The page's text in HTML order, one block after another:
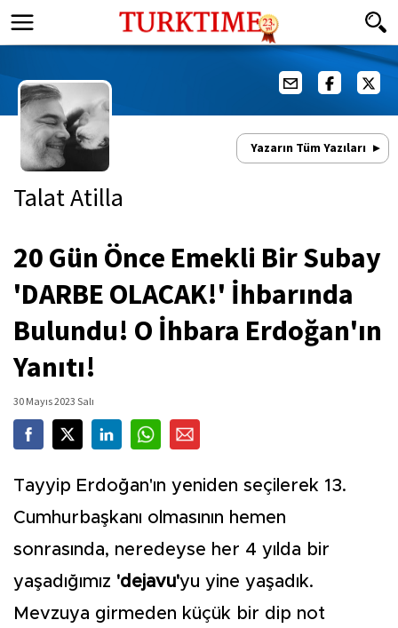
Yazarın Tüm Yazıları
Talat Atilla
20 Gün Önce Emekli Bir Subay
'DARBE OLACAK!' İhbarında
Bulundu! O İhbara Erdoğan'ın
Yanıtı!
30 Mayıs 2023 Salı
Tayyip Erdoğan'ın yeniden seçilerek 13.
Cumhurbaşkanı olmasının hemen
sonrasında, neredeyse her 4 yılda bir
yaşadığımız 'dejavu'yu yine yaşadık.
Mevzuya girmeden küçük bir dip not